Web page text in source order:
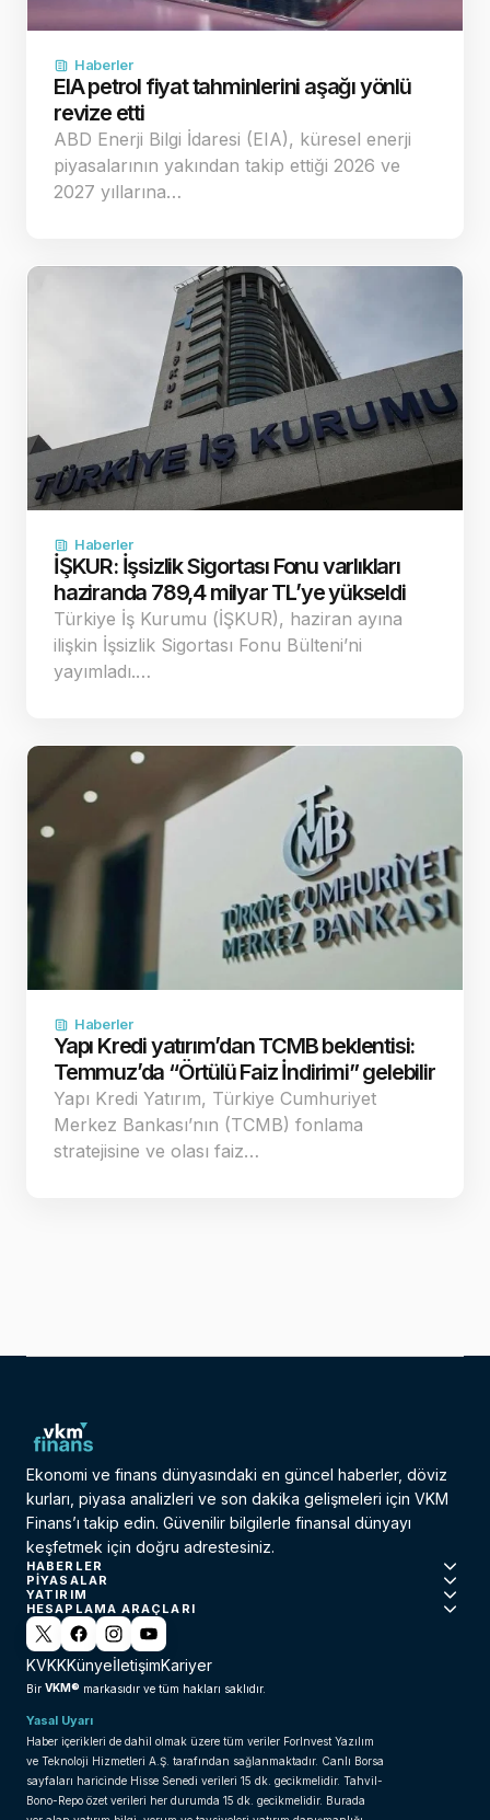
Haberler
EIA petrol fiyat tahminlerini aşağı yönlü
revize etti
ABD Enerji Bilgi İdaresi (EIA), küresel enerji
piyasalarının yakından takip ettiği 2026 ve
2027 yıllarına…
Haberler
İŞKUR: İşsizlik Sigortası Fonu varlıkları
haziranda 789,4 milyar TL’ye yükseldi
Türkiye İş Kurumu (İŞKUR), haziran ayına
ilişkin İşsizlik Sigortası Fonu Bülteni’ni
yayımladı.…
Haberler
Yapı Kredi yatırım’dan TCMB beklentisi:
Temmuz’da “Örtülü Faiz İndirimi” gelebilir
Yapı Kredi Yatırım, Türkiye Cumhuriyet
Merkez Bankası’nın (TCMB) fonlama
stratejisine ve olası faiz…
Ekonomi ve finans dünyasındaki en güncel haberler, döviz
kurları, piyasa analizleri ve son dakika gelişmeleri için VKM
Finans’ı takip edin. Güvenilir bilgilerle finansal dünyayı
keşfetmek için doğru adrestesiniz.
HABERLER
PIYASALAR
YATIRIM
HESAPLAMA ARAÇLARI
KVKKKünyeİletişimKariyer
Bir VKM® markasıdır ve tüm hakları saklıdır.
Yasal Uyarı
Haber içerikleri de dahil olmak üzere tüm veriler ForInvest Yazılım
ve Teknoloji Hizmetleri A.Ş. tarafından sağlanmaktadır. Canlı Borsa
sayfaları haricinde Hisse Senedi verileri 15 dk. gecikmelidir. Tahvil-
Bono-Repo özet verileri her durumda 15 dk. gecikmelidir. Burada